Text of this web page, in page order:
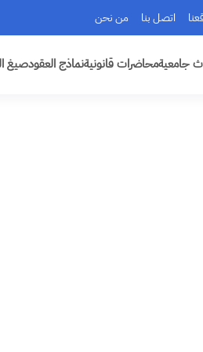
اتصل بنا من نحن
جامعيةمحاضرات قانونيةنماذج العقودصيغ